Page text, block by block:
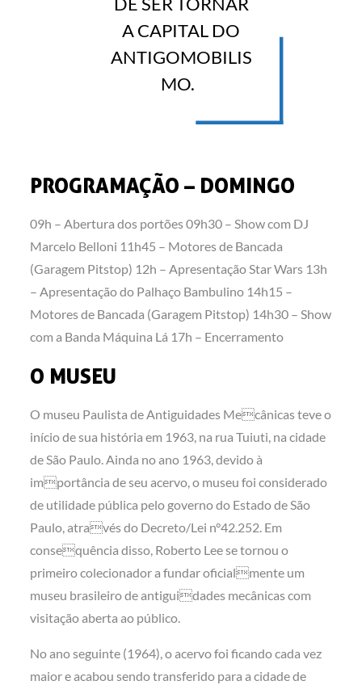
A CAPITAL DO
ANTIGOMOBILIS
MO.
PROGRAMAÇÃO – DOMINGO
09h – Abertura dos portões 09h30 – Show com DJ
Marcelo Belloni 11h45 – Motores de Bancada
(Garagem Pitstop) 12h – Apresentação Star Wars 13h
– Apresentação do Palhaço Bambulino 14h15 –
Motores de Bancada (Garagem Pitstop) 14h30 – Show
com a Banda Máquina Lá 17h – Encerramento
O MUSEU
O museu Paulista de Antiguidades Mecânicas teve o
início de sua história em 1963, na rua Tuiuti, na cidade
de São Paulo. Ainda no ano 1963, devido à
importância de seu acervo, o museu foi considerado
de utilidade pública pelo governo do Estado de São
Paulo, através do Decreto/Lei n°42.252. Em
consequência disso, Roberto Lee se tornou o
primeiro colecionador a fundar oficialmente um
museu brasileiro de antiguidades mecânicas com
visitação aberta ao público.
No ano seguinte (1964), o acervo foi ficando cada vez
maior e acabou sendo transferido para a cidade de